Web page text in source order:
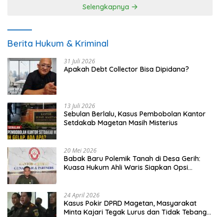
Selengkapnya
Berita Hukum & Kriminal
31 Juli 2026
Apakah Debt Collector Bisa Dipidana?
13 Juli 2026
Sebulan Berlalu, Kasus Pembobolan Kantor
Setdakab Magetan Masih Misterius
20 Mei 2026
Babak Baru Polemik Tanah di Desa Gerih:
Kuasa Hukum Ahli Waris Siapkan Opsi
24 April 2026
Kasus Pokir DPRD Magetan, Masyarakat
Minta Kajari Tegak Lurus dan Tidak Tebang